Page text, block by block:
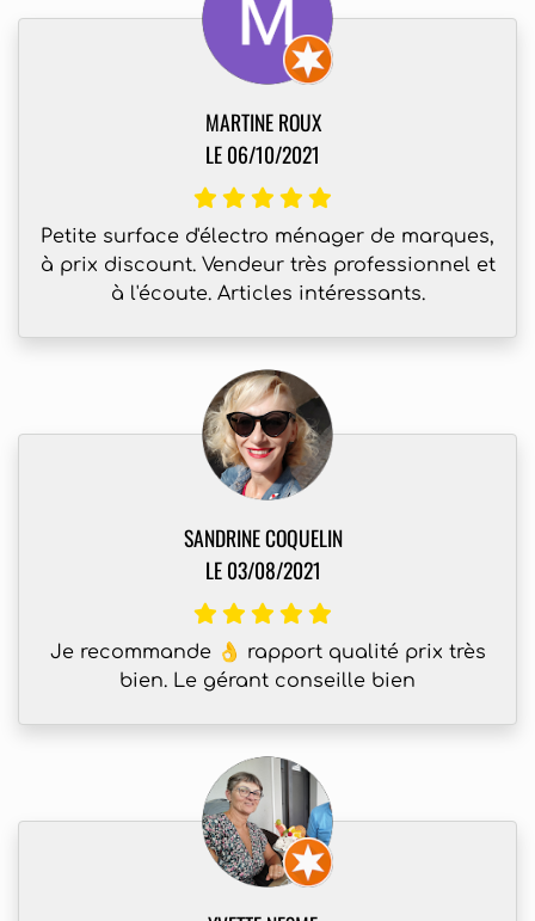
MARTINE ROUX
LE 06/10/2021
Petite surface d'électro ménager de marques,
à prix discount. Vendeur très professionnel et
à l'écoute. Articles intéressants.
SANDRINE COQUELIN
LE 03/08/2021
Je recommande 👌 rapport qualité prix très
bien. Le gérant conseille bien